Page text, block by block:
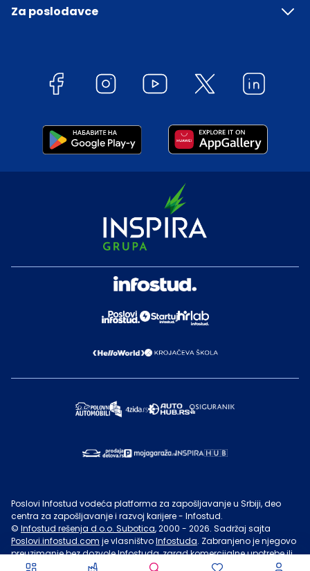
Za poslodavce
Poslovi Infostud vodeća platforma za zapošljavanje u Srbiji, deo
centra za zapošljavanje i razvoj karijere - Infostud.
© Infostud rešenja d.o.o. Subotica, 2000 - 2026. Sadržaj sajta
Poslovi.infostud.com je vlasništvoInfostuda. Zabranjeno je njegovo
preuzimanje bez dozvoleInfostuda, zarad komercijalne upotrebe ili
u druge svrhe, osim za lične potrebe posetilaca sajta.